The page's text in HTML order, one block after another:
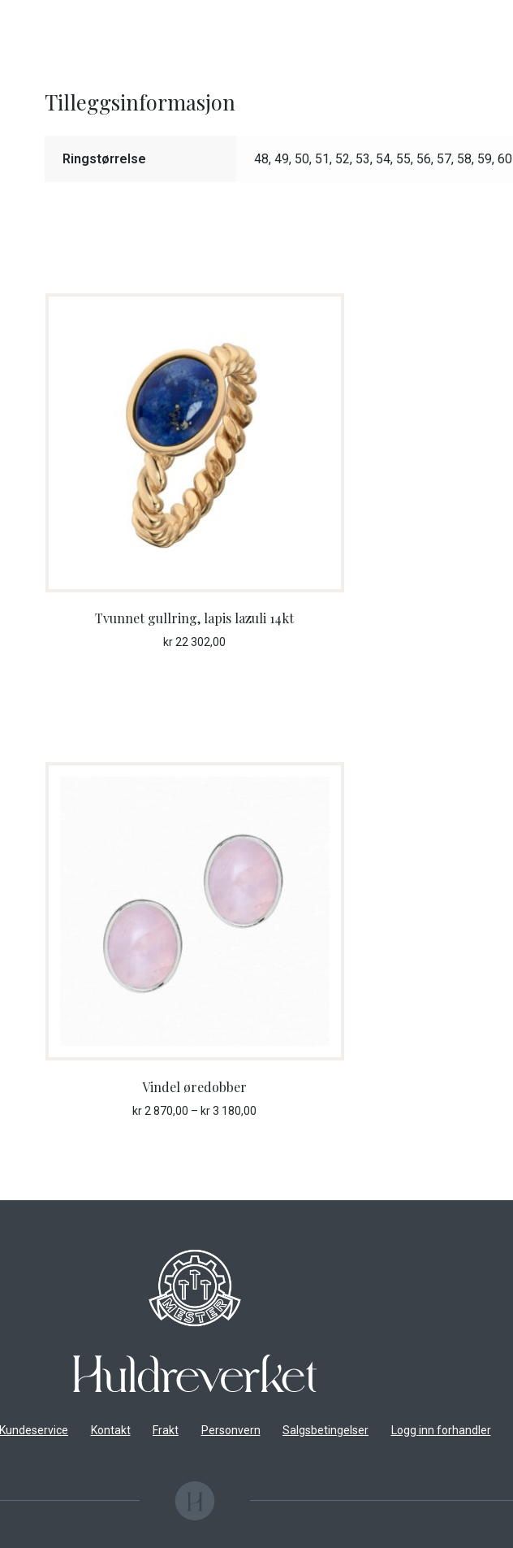
Tilleggsinformasjon
Ringstørrelse 48, 49, 50, 51, 52, 53, 54, 55, 56, 57, 58, 59, 60
Tvunnet gullring, lapis lazuli 14kt
kr22 302,00
Vindel øredobber
kr2 870,00 – kr3 180,00
Kundeservice Kontakt Frakt Personvern Salgsbetingelser Logg inn forhandler